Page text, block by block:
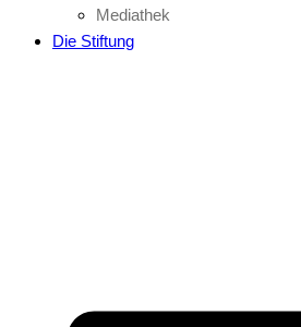
Mediathek
Die Stiftung